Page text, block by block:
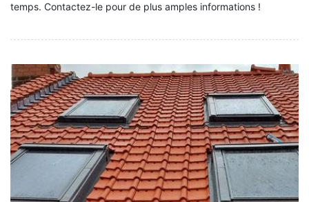
temps. Contactez-le pour de plus amples informations !